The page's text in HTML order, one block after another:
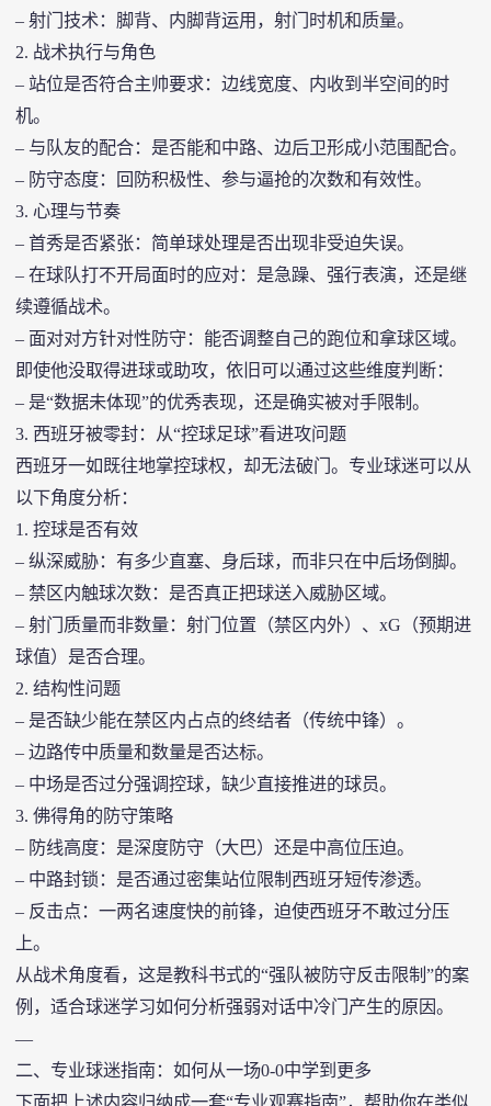
– 射门技术：脚背、内脚背运用，射门时机和质量。
2. 战术执行与角色
– 站位是否符合主帅要求：边线宽度、内收到半空间的时
机。
– 与队友的配合：是否能和中路、边后卫形成小范围配合。
– 防守态度：回防积极性、参与逼抢的次数和有效性。
3. 心理与节奏
– 首秀是否紧张：简单球处理是否出现非受迫失误。
– 在球队打不开局面时的应对：是急躁、强行表演，还是继
续遵循战术。
– 面对对方针对性防守：能否调整自己的跑位和拿球区域。
即使他没取得进球或助攻，依旧可以通过这些维度判断：
– 是“数据未体现”的优秀表现，还是确实被对手限制。
3. 西班牙被零封：从“控球足球”看进攻问题
西班牙一如既往地掌控球权，却无法破门。专业球迷可以从
以下角度分析：
1. 控球是否有效
– 纵深威胁：有多少直塞、身后球，而非只在中后场倒脚。
– 禁区内触球次数：是否真正把球送入威胁区域。
– 射门质量而非数量：射门位置（禁区内外）、xG（预期进
球值）是否合理。
2. 结构性问题
– 是否缺少能在禁区内占点的终结者（传统中锋）。
– 边路传中质量和数量是否达标。
– 中场是否过分强调控球，缺少直接推进的球员。
3. 佛得角的防守策略
– 防线高度：是深度防守（大巴）还是中高位压迫。
– 中路封锁：是否通过密集站位限制西班牙短传渗透。
– 反击点：一两名速度快的前锋，迫使西班牙不敢过分压
上。
从战术角度看，这是教科书式的“强队被防守反击限制”的案
例，适合球迷学习如何分析强弱对话中冷门产生的原因。
—
二、专业球迷指南：如何从一场0-0中学到更多